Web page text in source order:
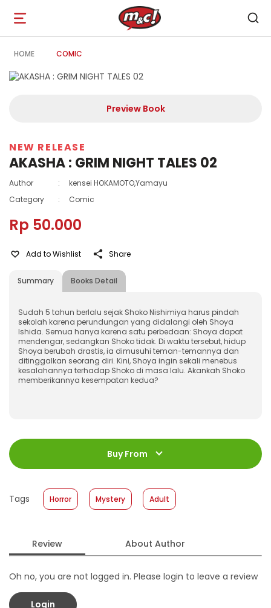
Open
navigation
HOME COMIC
Preview Book
NEW RELEASE
AKASHA : GRIM NIGHT TALES 02
Author :
kensei HOKAMOTO,Yamayu
Category
: Comic
Rp 50.000
Summary Books Detail
Add to Wishlist Share
Sudah 5 tahun berlalu sejak Shoko Nishimiya harus pindah
sekolah karena perundungan yang didalangi oleh Shoya
Ishida. Semua hanya karena satu perbedaan: Shoya dapat
mendengar, sedangkan Shoko tidak. Di waktu tersebut, hidup
Shoya berubah drastis, ia dimusuhi teman-temannya dan
ditinggalkan seorang diri. Kini, Shoya ingin sekali menebus
kesalahannya terhadap Shoko di masa lalu. Akankah Shoko
memberikannya kesempatan kedua?
ISBN :
978-623-03-1901-3
184 halaman
Size
:
13 x 18
Format
: Softcover
Buy From
Tags Horror Mystery Adult
Review About Author
Oh no, you are not logged in. Please login to leave a review
Login